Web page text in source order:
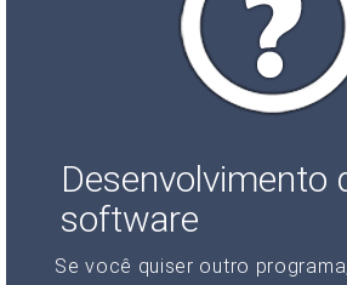
Desenvolvimento
software
Se você quiser outro